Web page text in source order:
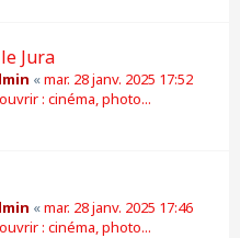
Jura
«mar. 28 janv. 2025 17:52
: cinéma, photo...
«mar. 28 janv. 2025 17:46
: cinéma, photo...